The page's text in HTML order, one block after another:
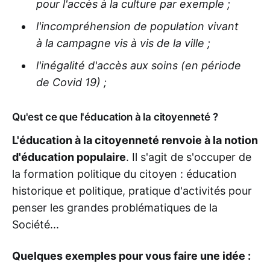
pour l'accès à la culture par exemple ;
l'incompréhension de population vivant
à la campagne vis à vis de la ville ;
l'inégalité d'accès aux soins (en période
de Covid 19) ;
Qu'est ce que l'éducation à la citoyenneté ?
L'éducation à la citoyenneté renvoie à la notion
d'éducation populaire. Il s'agit de s'occuper de
la formation politique du citoyen : éducation
historique et politique, pratique d'activités pour
penser les grandes problématiques de la
Société...
Quelques exemples pour vous faire une idée :